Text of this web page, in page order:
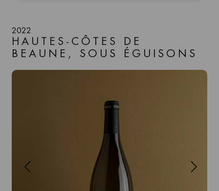
2022
HAUTES-CÔTES DE
BEAUNE, SOUS ÉGUISONS